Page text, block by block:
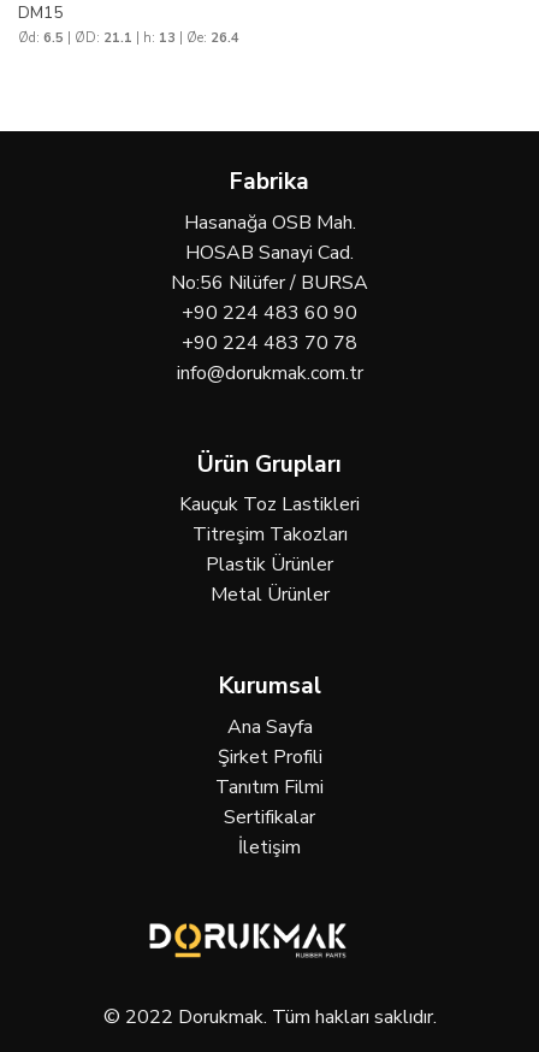
DM15
Ød: 6.5 | ØD: 21.1 | h: 13 | Øe: 26.4
Fabrika
Hasanağa OSB Mah.
HOSAB Sanayi Cad.
No:56 Nilüfer / BURSA
+90 224 483 60 90
+90 224 483 70 78
info@dorukmak.com.tr
Ürün Grupları
Kauçuk Toz Lastikleri
Titreşim Takozları
Plastik Ürünler
Metal Ürünler
Kurumsal
Ana Sayfa
Şirket Profili
Tanıtım Filmi
Sertifikalar
İletişim
© 2022 Dorukmak. Tüm hakları saklıdır.